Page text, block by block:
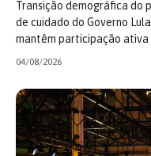
Transição demográfica do
de cuidado do Governo
mantêm participação ativa
04/08/2026